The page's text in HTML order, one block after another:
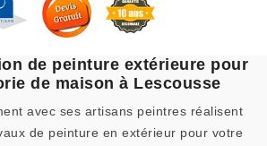
de peinture extérieure pour
de maison à Lescousse
avec ses artisans peintres réalisent
de peinture en extérieur pour votre